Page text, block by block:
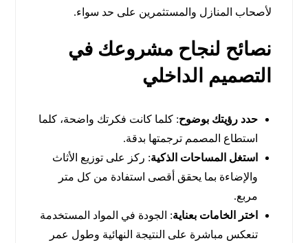
لأصحاب المنازل والمستثمرين على حد سواء.
نصائح لنجاح مشروعك في
التصميم الداخلي
حدد رؤيتك بوضوح: كلما كانت فكرتك واضحة، كلما
استطاع المصمم ترجمتها بدقة.
استغل المساحات الذكية: ركز على توزيع الأثاث
والإضاءة بما يحقق أقصى استفادة من كل متر
مربع.
اختر الخامات بعناية: الجودة في المواد المستخدمة
تنعكس مباشرة على النتيجة النهائية وطول عمر